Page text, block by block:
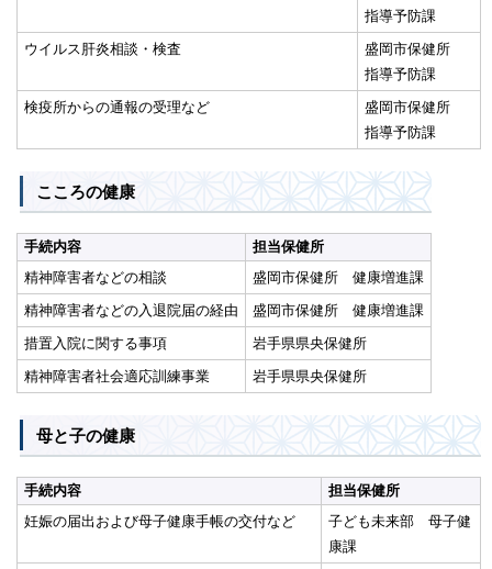
指導予防課
ウイルス肝炎相談・検査
盛岡市保健所
指導予防課
検疫所からの通報の受理など
盛岡市保健所
指導予防課
こころの健康
手続内容
担当保健所
精神障害者などの相談
盛岡市保健所 健康増進課
精神障害者などの入退院届の経由
盛岡市保健所 健康増進課
措置入院に関する事項
岩手県県央保健所
精神障害者社会適応訓練事業
岩手県県央保健所
母と子の健康
手続内容
担当保健所
妊娠の届出および母子健康手帳の交付など
子ども未来部 母子健
康課